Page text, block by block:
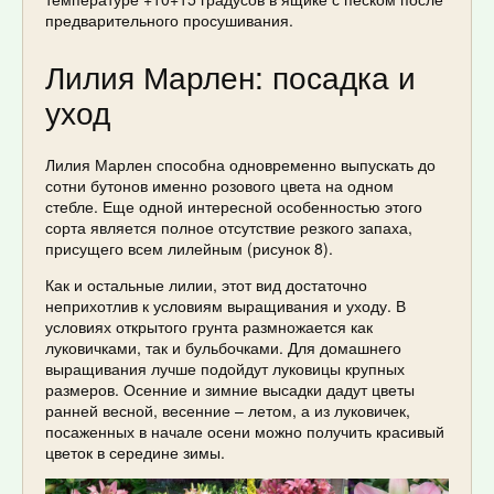
предварительного просушивания.
Лилия Марлен: посадка и
уход
Лилия Марлен способна одновременно выпускать до
сотни бутонов именно розового цвета на одном
стебле. Еще одной интересной особенностью этого
сорта является полное отсутствие резкого запаха,
присущего всем лилейным (рисунок 8).
Как и остальные лилии, этот вид достаточно
неприхотлив к условиям выращивания и уходу. В
условиях открытого грунта размножается как
луковичками, так и бульбочками. Для домашнего
выращивания лучше подойдут луковицы крупных
размеров. Осенние и зимние высадки дадут цветы
ранней весной, весенние – летом, а из луковичек,
посаженных в начале осени можно получить красивый
цветок в середине зимы.